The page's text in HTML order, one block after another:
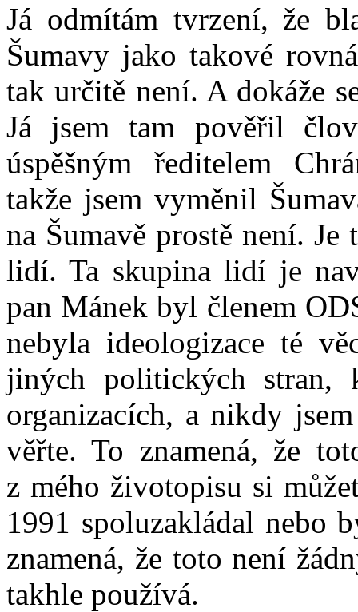
Já odmítám tvrzení, že
Šumavy jako takové
tak určitě není. A dokáže
Já jsem tam pověřil
úspěšným ředitelem
takže jsem vyměnil
na Šumavě prostě není.
lidí. Ta skupina lidí je
pan Mánek byl členem
nebyla ideologizace té
jiných politických stran,
organizacích, a nikdy
věřte. To znamená, že
z mého životopisu si
1991 spoluzakládal nebo
znamená, že toto není
takhle používá.